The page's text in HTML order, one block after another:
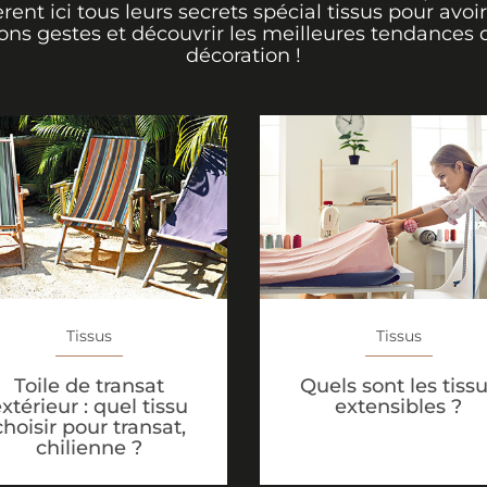
ici tous leurs secrets spécial tissus pour
gestes et découvrir les meilleures tendances
décoration !
Tissus
Toile de transat
: quel tissu
pour transat,
chilienne ?
Tissus
Quels sont les
extensibles ?